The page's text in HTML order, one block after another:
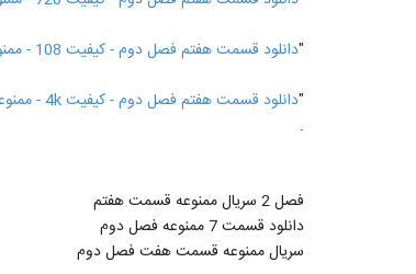
"دانلود قسمت هفتم فصل دوم - کیفیت 108 - ممنوعه . کلیک کن
"دانلود قسمت هفتم فصل دوم - کیفیت 4k - ممنوعه . کلیک کن
.
فصل 2 سریال ممنوعه قسمت هفتم
دانلود قسمت 7 ممنوعه فصل دوم
سریال ممنوعه قسمت هفت فصل دوم